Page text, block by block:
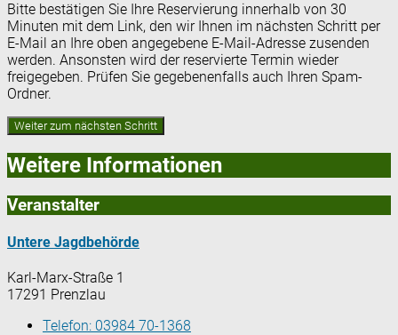
Bitte bestätigen Sie Ihre Reservierung innerhalb von 30
Minuten mit dem Link, den wir Ihnen im nächsten Schritt per
E-Mail an Ihre oben angegebene E-Mail-Adresse zusenden
werden. Ansonsten wird der reservierte Termin wieder
freigegeben. Prüfen Sie gegebenenfalls auch Ihren Spam-
Ordner.
Weitere Informationen
Veranstalter
Untere Jagdbehörde
Karl-Marx-Straße 1
17291 Prenzlau
Telefon: 03984 70-1368